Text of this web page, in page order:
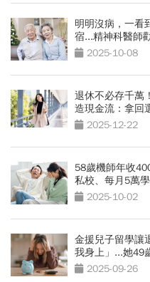
明明沒病，一看
宿...精神科醫師
之道」
2025-10-08
退休不必存千萬
造現金流：拿回
2025-12-22
58歲機師年收
私校、每月5萬
大山壓垮
2025-10-02
金援兒子留學讓
我身上」...她49
陷阱2025-09-26